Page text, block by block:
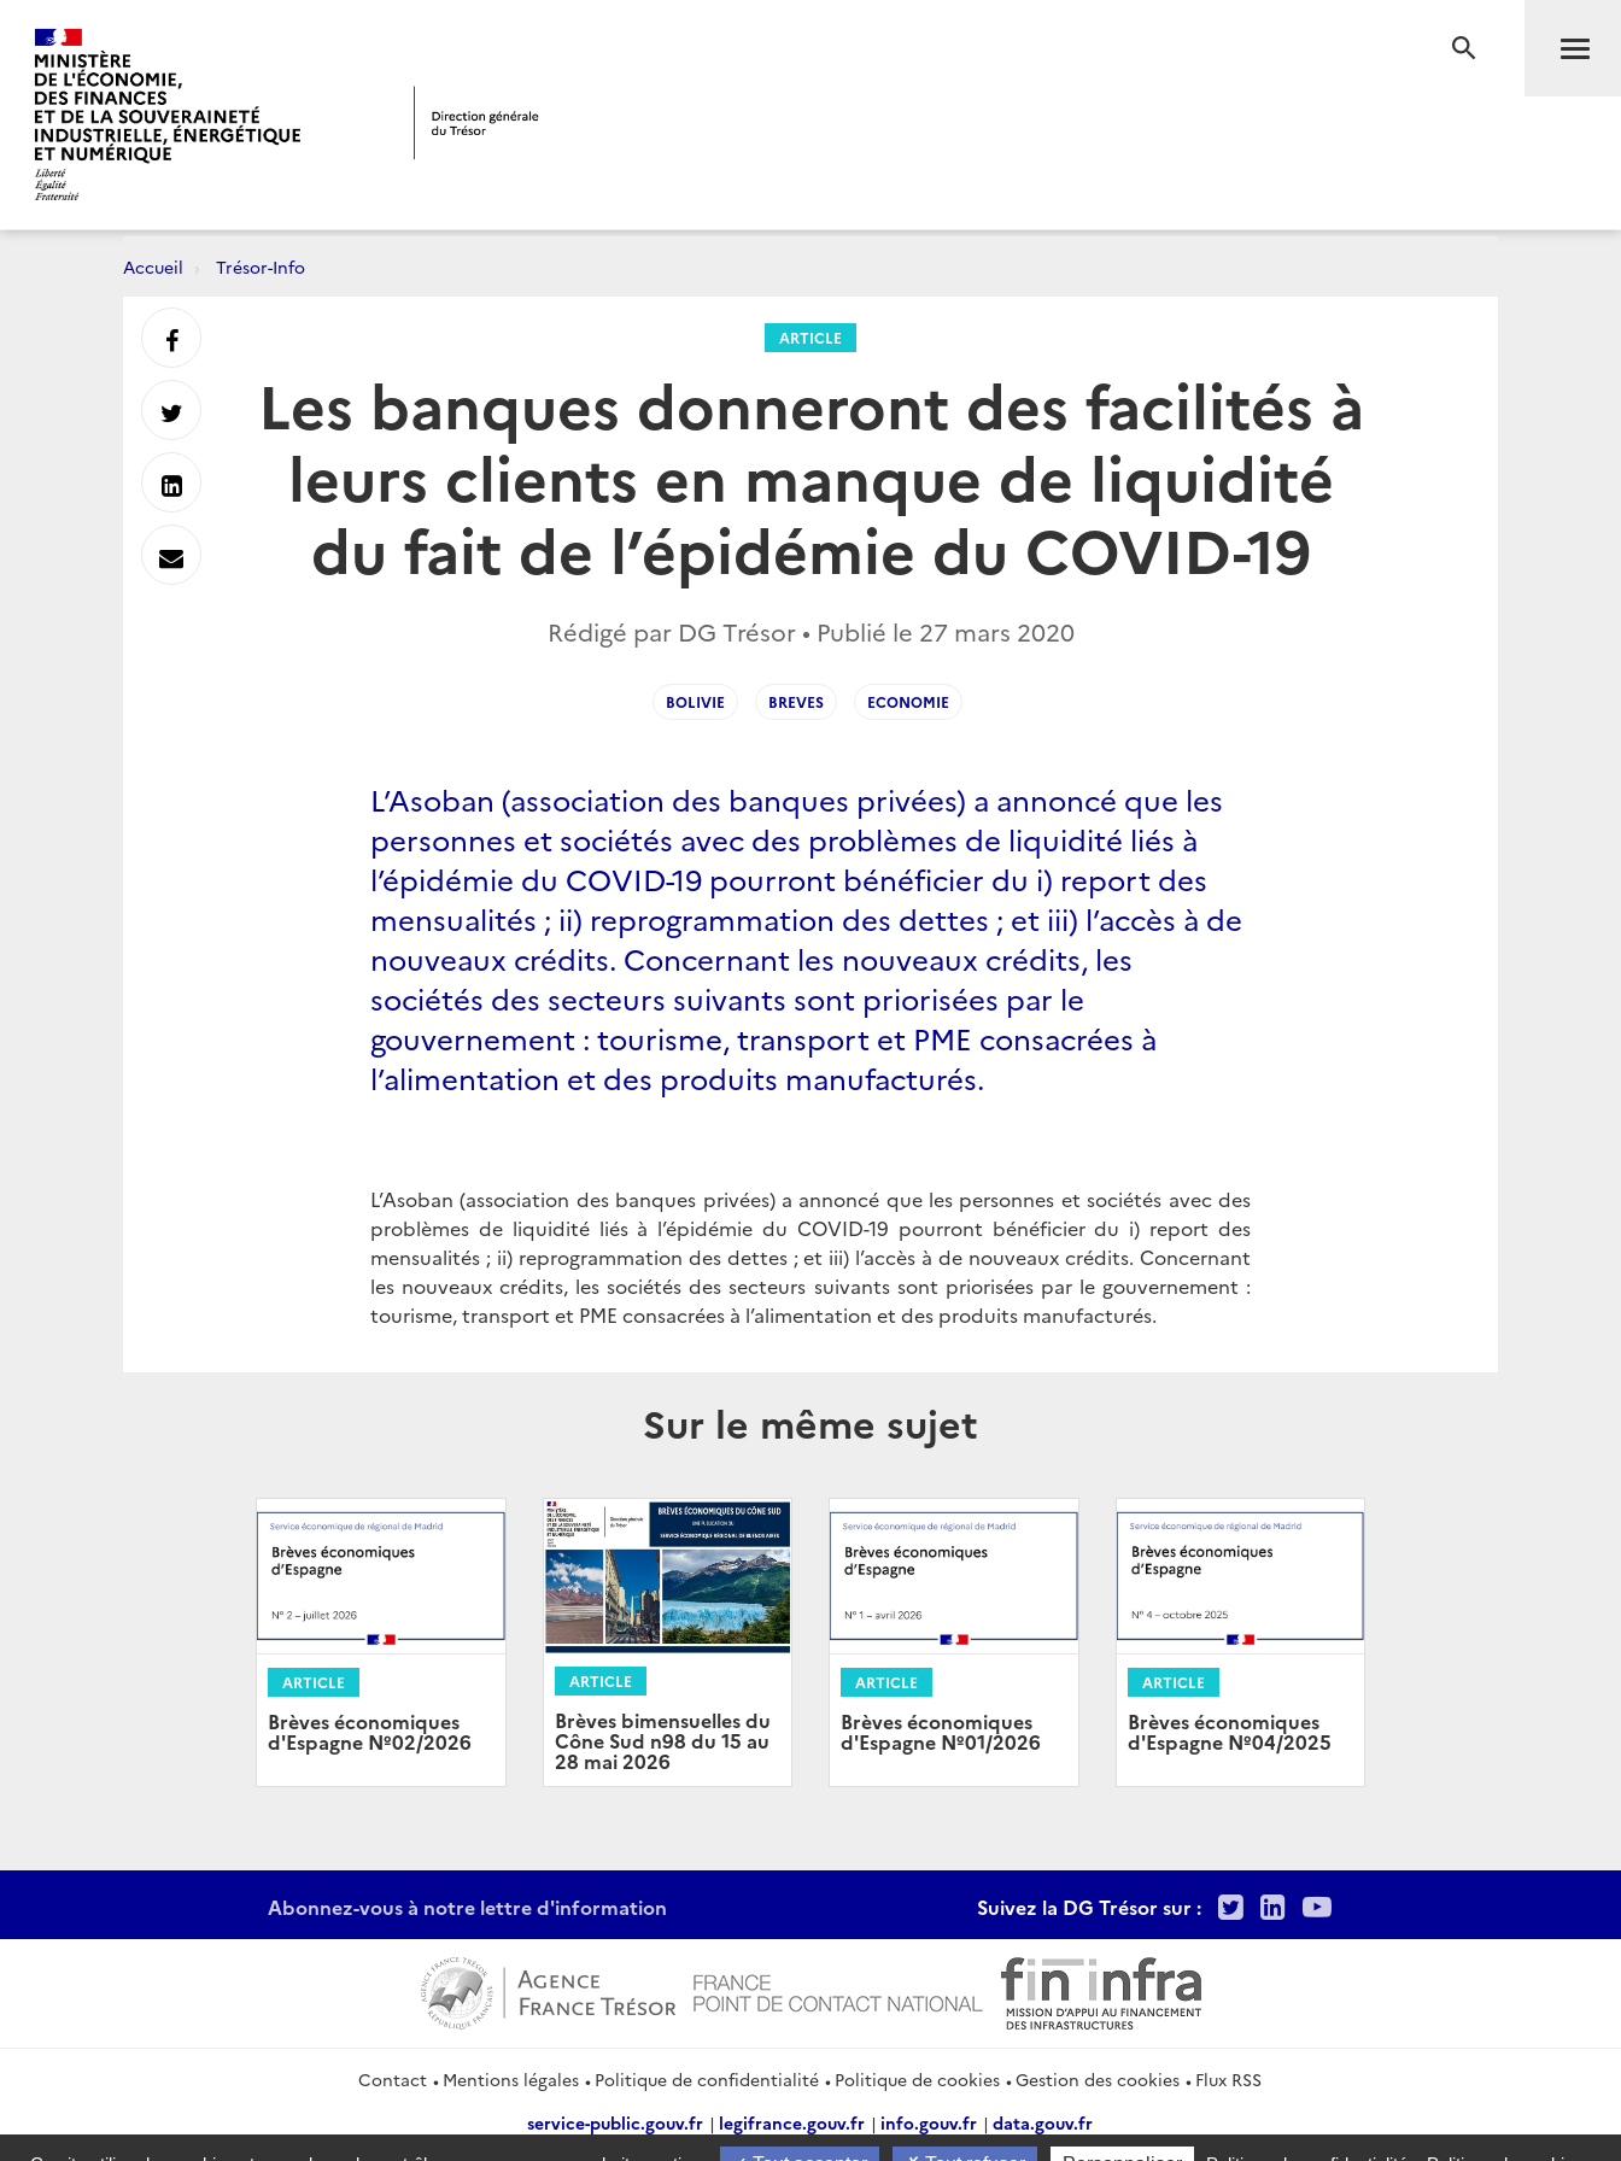
RECHERCHE
Accueil Trésor-Info
ARTICLE
Les banques donneront des facilités à
leurs clients en manque de liquidité
du fait de l’épidémie du COVID-19
Rédigé par DG Trésor • Publié le 27 mars 2020
BOLIVIE BREVES ECONOMIE
L’Asoban (association des banques privées) a annoncé que les
personnes et sociétés avec des problèmes de liquidité liés à
l’épidémie du COVID-19 pourront bénéficier du i) report des
mensualités ; ii) reprogrammation des dettes ; et iii) l’accès à de
nouveaux crédits. Concernant les nouveaux crédits, les
sociétés des secteurs suivants sont priorisées par le
gouvernement : tourisme, transport et PME consacrées à
l’alimentation et des produits manufacturés.
L’Asoban (association des banques privées) a annoncé que les personnes et sociétés avec des
problèmes de liquidité liés à l’épidémie du COVID-19 pourront bénéficier du i) report des
mensualités ; ii) reprogrammation des dettes ; et iii) l’accès à de nouveaux crédits. Concernant
les nouveaux crédits, les sociétés des secteurs suivants sont priorisées par le gouvernement :
tourisme, transport et PME consacrées à l’alimentation et des produits manufacturés.
Sur le même sujet
ARTICLE
Brèves économiques
d'Espagne Nº02/2026
ARTICLE
Brèves bimensuelles du
Cône Sud n98 du 15 au
28 mai 2026
ARTICLE
Brèves économiques
d'Espagne Nº01/2026
ARTICLE
Brèves économiques
d'Espagne Nº04/2025
Partager
sur
Partager
sur
Partager
sur
Envoyer
Abonnez-vous à notre lettre d'information Suivez la DG Trésor sur : TwitterLinkedIn
Youtube
Contact Mentions légales Politique de confidentialité Politique de cookies Gestion des cookies
Flux RSS
service-public.gouv.fr
legifrance.gouv.fr info.gouv.fr
data.gouv.fr